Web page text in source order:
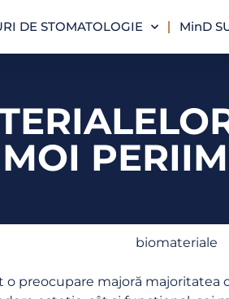
DE STOMATOLOGIE MinD
preocupare majoră